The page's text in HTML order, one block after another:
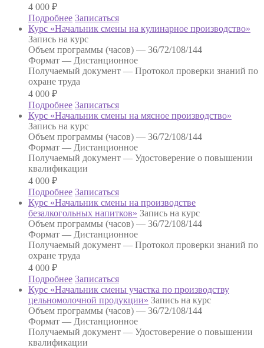
4 000 ₽
Подробнее Записаться
Курс «Начальник смены на кулинарное производство»
Запись на курс
Объем программы (часов) — 36/72/108/144
Формат — Дистанционное
Получаемый документ — Протокол проверки знаний по
охране труда
4 000 ₽
Подробнее Записаться
Курс «Начальник смены на мясное производство»
Запись на курс
Объем программы (часов) — 36/72/108/144
Формат — Дистанционное
Получаемый документ — Удостоверение о повышении
квалификации
4 000 ₽
Подробнее Записаться
Курс «Начальник смены на производстве
безалкогольных напитков» Запись на курс
Объем программы (часов) — 36/72/108/144
Формат — Дистанционное
Получаемый документ — Протокол проверки знаний по
охране труда
4 000 ₽
Подробнее Записаться
Курс «Начальник смены участка по производству
цельномолочной продукции» Запись на курс
Объем программы (часов) — 36/72/108/144
Формат — Дистанционное
Получаемый документ — Удостоверение о повышении
квалификации